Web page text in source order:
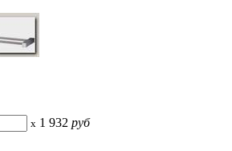
x 1 932 руб